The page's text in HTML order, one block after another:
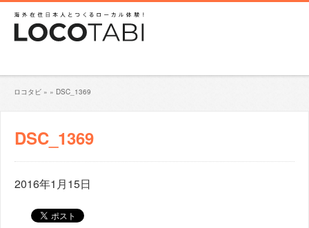
ロコタビ » » DSC_1369
DSC_1369
2016年1月15日